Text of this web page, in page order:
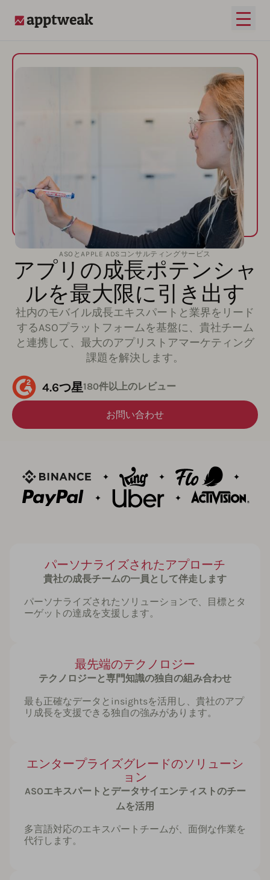
メイ
ASOとAPPLE ADSコンサルティングサービス
アプリの成長ポテンシャ
ルを最大限に引き出す
社内のモバイル成長エキスパートと業界をリード
するASOプラットフォームを基盤に、貴社チーム
と連携して、最大のアプリストアマーケティング
課題を解決します。
4.6つ星180件以上のレビュー
お問い合わせ
パーソナライズされたアプローチ
貴社の成長チームの一員として伴走します
パーソナライズされたソリューションで、目標とタ
ーゲットの達成を支援します。
最先端のテクノロジー
テクノロジーと専門知識の独自の組み合わせ
最も正確なデータとinsightsを活用し、貴社のアプ
リ成長を支援できる独自の強みがあります。
エンタープライズグレードのソリューシ
ョン
ASOエキスパートとデータサイエンティストのチー
ムを活用
多言語対応のエキスパートチームが、面倒な作業を
代行します。